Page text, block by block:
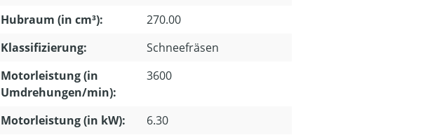
Hubraum (in cm³):
270.00
Klassifizierung:
Schneefräsen
Motorleistung (in
Umdrehungen/min):
3600
Motorleistung (in kW):
6.30